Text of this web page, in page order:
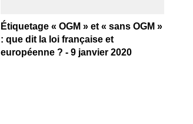
Étiquetage « OGM » et « sans OGM »
: que dit la loi française et
européenne ? - 9 janvier 2020